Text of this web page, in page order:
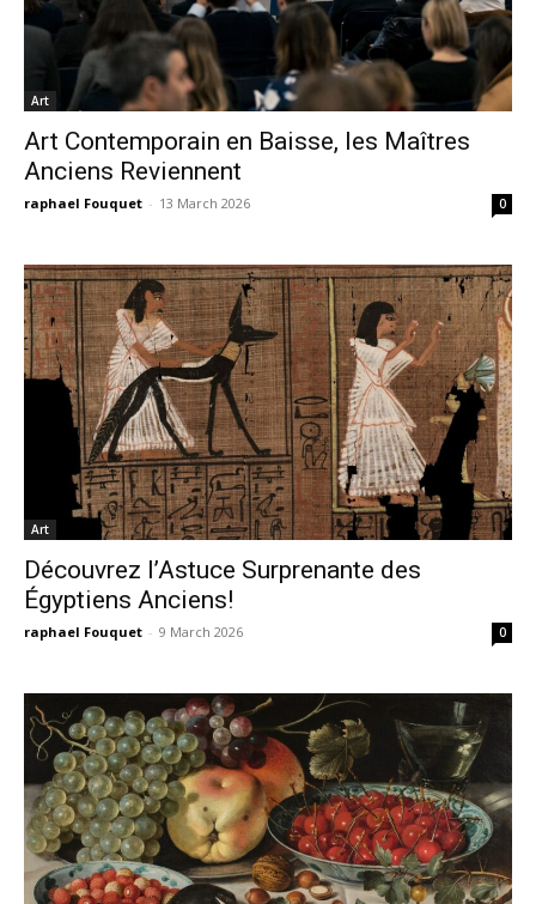
Art
Art Contemporain en Baisse, les Maîtres
Anciens Reviennent
raphael Fouquet - 13 March 2026 0
Art
Découvrez l’Astuce Surprenante des
Égyptiens Anciens!
raphael Fouquet - 9 March 2026 0